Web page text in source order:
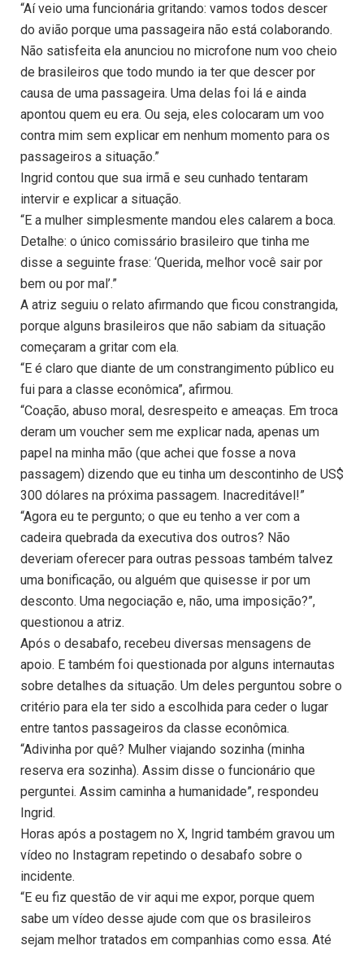
“Aí veio uma funcionária gritando: vamos todos descer
do avião porque uma passageira não está colaborando.
Não satisfeita ela anunciou no microfone num voo cheio
de brasileiros que todo mundo ia ter que descer por
causa de uma passageira. Uma delas foi lá e ainda
apontou quem eu era. Ou seja, eles colocaram um voo
contra mim sem explicar em nenhum momento para os
passageiros a situação.”
Ingrid contou que sua irmã e seu cunhado tentaram
intervir e explicar a situação.
“E a mulher simplesmente mandou eles calarem a boca.
Detalhe: o único comissário brasileiro que tinha me
disse a seguinte frase: ‘Querida, melhor você sair por
bem ou por mal’.”
A atriz seguiu o relato afirmando que ficou constrangida,
porque alguns brasileiros que não sabiam da situação
começaram a gritar com ela.
“E é claro que diante de um constrangimento público eu
fui para a classe econômica”, afirmou.
“Coação, abuso moral, desrespeito e ameaças. Em troca
deram um voucher sem me explicar nada, apenas um
papel na minha mão (que achei que fosse a nova
passagem) dizendo que eu tinha um descontinho de US$
300 dólares na próxima passagem. Inacreditável!”
“Agora eu te pergunto; o que eu tenho a ver com a
cadeira quebrada da executiva dos outros? Não
deveriam oferecer para outras pessoas também talvez
uma bonificação, ou alguém que quisesse ir por um
desconto. Uma negociação e, não, uma imposição?”,
questionou a atriz.
Após o desabafo, recebeu diversas mensagens de
apoio. E também foi questionada por alguns internautas
sobre detalhes da situação. Um deles perguntou sobre o
critério para ela ter sido a escolhida para ceder o lugar
entre tantos passageiros da classe econômica.
“Adivinha por quê? Mulher viajando sozinha (minha
reserva era sozinha). Assim disse o funcionário que
perguntei. Assim caminha a humanidade”, respondeu
Ingrid.
Horas após a postagem no X, Ingrid também gravou um
vídeo no Instagram repetindo o desabafo sobre o
incidente.
“E eu fiz questão de vir aqui me expor, porque quem
sabe um vídeo desse ajude com que os brasileiros
sejam melhor tratados em companhias como essa. Até